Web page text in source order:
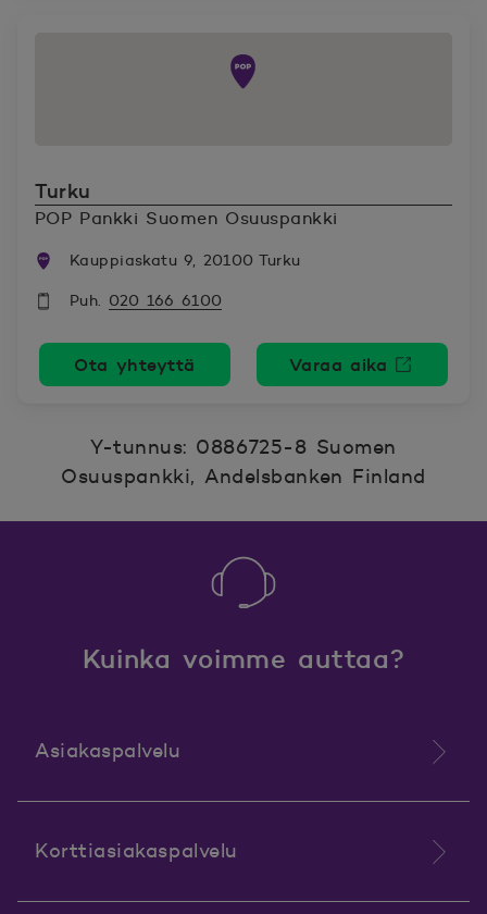
Turku
POP Pankki Suomen Osuuspankki
Kauppiaskatu 9, 20100 Turku
Puh. 020 166 6100
Ota yhteyttä Varaa aika
Avautuu
Y-tunnus: 0886725-8 Suomen
Osuuspankki, Andelsbanken Finland
Kuinka voimme auttaa?
Asiakaspalvelu
Korttiasiakaspalvelu